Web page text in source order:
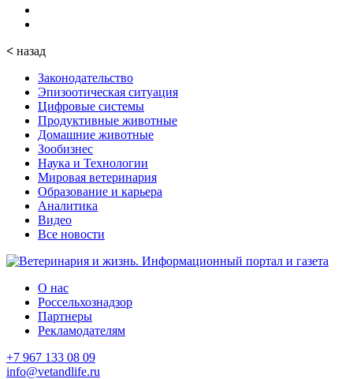
< назад
Законодательство
Эпизоотическая ситуация
Цифровые системы
Продуктивные животные
Домашние животные
Зообизнес
Наука и Технологии
Мировая ветеринария
Образование и карьера
Аналитика
Видео
Все новости
О нас
Россельхознадзор
Партнеры
Рекламодателям
+7 967 133 08 09
info@vetandlife.ru